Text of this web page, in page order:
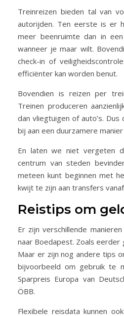
Treinreizen bieden tal van
autorijden. Ten eerste is er
meer beenruimte dan in
wanneer je maar wilt.
check-in of
efficiënter kan worden benut.
Bovendien is reizen per
Treinen produceren
dan vliegtuigen of auto’s.
bij aan een duurzamere
En laten we niet vergeten
centrum van steden
meteen kunt beginnen met
kwijt te zijn aan transfers
Reistips om
Er zijn verschillende
naar Boedapest. Zoals
Maar er zijn nog andere tips
bijvoorbeeld om gebruik te
Sparpreis Europa van
ÖBB.
Flexibele reisdata kunnen